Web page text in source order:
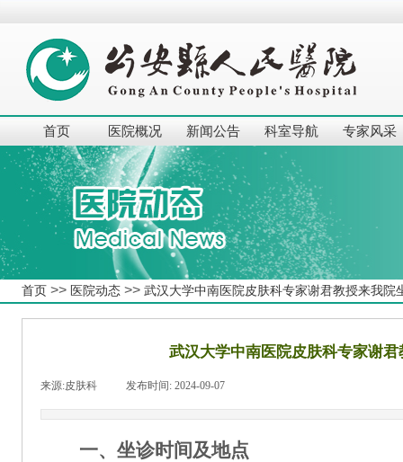
首页 医院概况 新闻公告 科室导航 专家风采
首页 >> 医院动态 >> 武汉大学中南医院皮肤科专家谢君教授来我院
武汉大学中南医院皮肤科专家谢
来源:皮肤科 发布时间: 2024-09-07
一、坐诊时间及地点